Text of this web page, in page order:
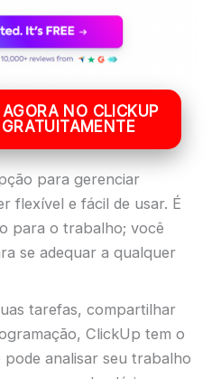
AGORA NO CLICKUP
para gerenciar
flexível e fácil de usar. É
para o trabalho; você
se adequar a qualquer
tarefas, compartilhar
ClickUp tem o
analisar seu trabalho